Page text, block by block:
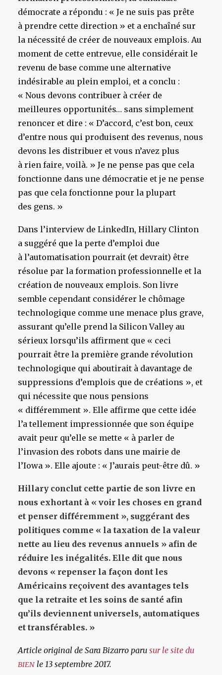
démocrate a répondu : « Je ne suis pas prête
à prendre cette direction » et a enchaîné sur
la nécessité de créer de nouveaux emplois. Au
moment de cette entrevue, elle considérait le
revenu de base comme une alternative
indésirable au plein emploi, et a conclu :
« Nous devons contribuer à créer de
meilleures opportunités… sans simplement
renoncer et dire : « D’accord, c’est bon, ceux
d’entre nous qui produisent des revenus, nous
devons les distribuer et vous n’avez plus
à rien faire, voilà. » Je ne pense pas que cela
fonctionne dans une démocratie et je ne pense
pas que cela fonctionne pour la plupart
des gens. »
Dans l’interview de LinkedIn, Hillary Clinton
a suggéré que la perte d’emploi due
à l’automatisation pourrait (et devrait) être
résolue par la formation professionnelle et la
création de nouveaux emplois. Son livre
semble cependant considérer le chômage
technologique comme une menace plus grave,
assurant qu’elle prend la Silicon Valley au
sérieux lorsqu’ils affirment que « ceci
pourrait être la première grande révolution
technologique qui aboutirait à davantage de
suppressions d’emplois que de créations », et
qui nécessite que nous pensions
« différemment ». Elle affirme que cette idée
l’a tellement impressionnée que son équipe
avait peur qu’elle se mette « à parler de
l’invasion des robots dans une mairie de
l’Iowa ». Elle ajoute : « J’aurais peut-être dû. »
Hillary conclut cette partie de son livre en
nous exhortant à « voir les choses en grand
et penser différemment », suggérant des
politiques comme « la taxation de la valeur
nette au lieu des revenus annuels » afin de
réduire les inégalités. Elle dit que nous
devons « repenser la façon dont les
Américains reçoivent des avantages tels
que la retraite et les soins de santé afin
qu’ils deviennent universels, automatiques
et transférables. »
Article original de Sara Bizarro paru sur le site du
BIEN le 13 septembre 2017.